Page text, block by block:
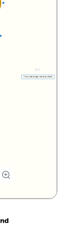
Focar na abordagem centrada no cliente